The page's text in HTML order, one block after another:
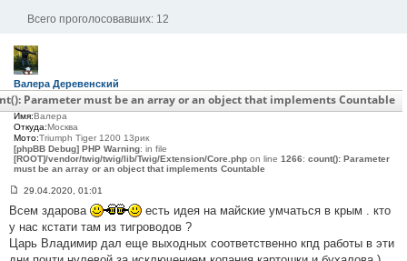
Всего проголосовавших: 12
Валера Деревенский
Сообщения:27
С нами:6 лет 7 месяцев
Имя:Валера
Откуда:Москва
Мото:Triumph Tiger 1200 13рик
[phpBB Debug] PHP Warning: in file
[ROOT]/vendor/twig/twig/lib/Twig/Extension/Core.php on line 1266: count(): Parameter
must be an array or an object that implements Countable
Parameter must be an array or an object that implements Countable
о
б
щ
29.04.2020, 01:01
Всем здарова
есть идея на майские умчаться в крым . кто
у нас кстати там из тигроводов ?
Царь Владимир дал еще выходных соответственно кпд работы в эти